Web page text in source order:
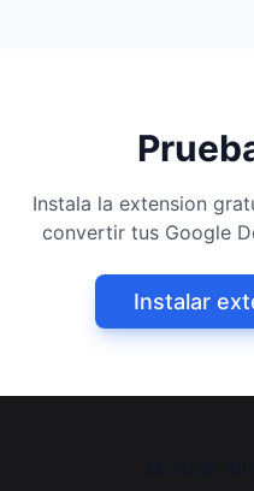
Instala la extension
convertir tus Google
Instalar